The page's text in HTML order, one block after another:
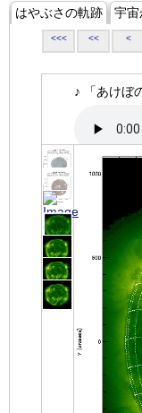
はやぶさの軌跡 宇宙
<<< << <
♪ 「あけぼ